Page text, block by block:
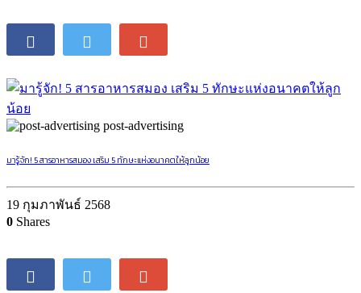
post-advertising
มารู้จัก! 5 สารอาหารสมอง เสริม 5 ทักษะแห่งอนาคตให้ลูกน้อย
19 กุมภาพันธ์ 2568
0 Shares